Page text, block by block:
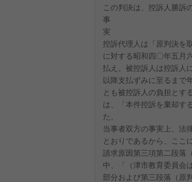
この判決は、控訴人勝訴
事
実
控訴代理人は「原判決を
に対する昭和四〇年五月
払え。被控訴人は控訴人
以降支払ずみに至るまで
とも被控訴人の負担とす
は、「本件控訴を棄却す
た。
当事者双方の事実上、法
とおりであるから、ここ
請求原因第三項第二段落
中、「（津市教育委員
部分および第三段落（